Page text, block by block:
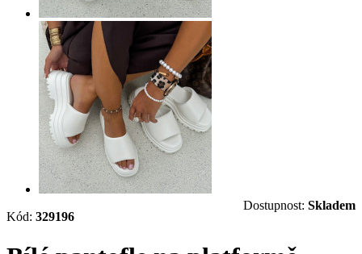
Kód: 329196
Dostupnost: Skladem